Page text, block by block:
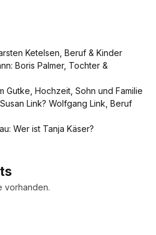
Ketelsen, Beruf & Kinder
Boris Palmer, Tochter &
Gutke, Hochzeit, Sohn und Familie
Link? Wolfgang Link, Beruf
Wer ist Tanja Käser?
vorhanden.